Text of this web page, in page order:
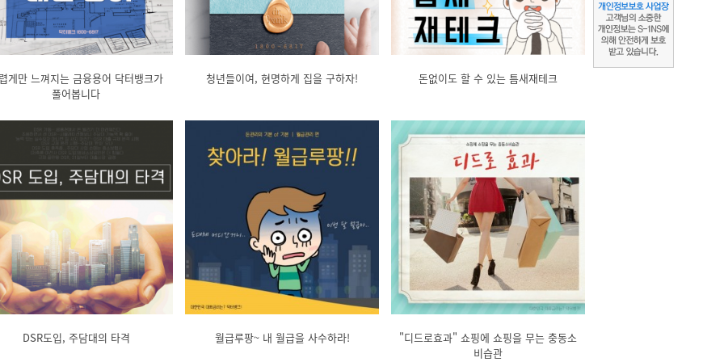
게만 느껴지는 금융용어 닥터뱅크가
풀어봅니다
청년들이여, 현명하게 집을 구하자! 돈없이도 할 수 있는 틈새재테크
DSR도입, 주담대의 타격 월급루팡~ 내 월급을 사수하라!
"디드로효과" 쇼핑에 쇼핑을 무는 충동소
비습관